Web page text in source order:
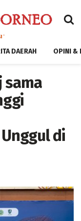
DAERAH OPINI &
sama
di